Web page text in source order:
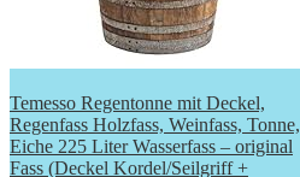
Temesso Regentonne mit Deckel,
Regenfass Holzfass, Weinfass, Tonne,
Eiche 225 Liter Wasserfass – original
Fass (Deckel Kordel/Seilgriff +